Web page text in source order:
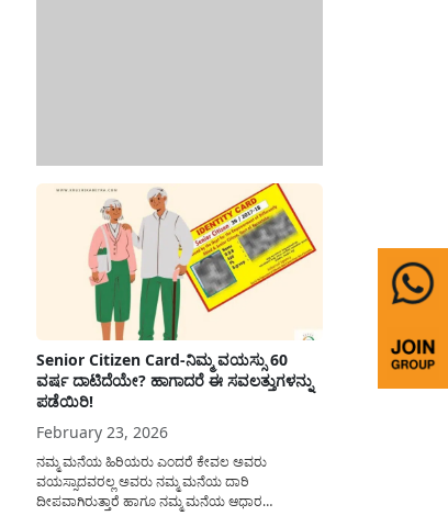
Senior Citizen Card-ನಿಮ್ಮ ವಯಸ್ಸು 60
ವರ್ಷ ದಾಟಿದೆಯೇ? ಹಾಗಾದರೆ ಈ ಸವಲತ್ತುಗಳನ್ನು
ಪಡೆಯಿರಿ!
February 23, 2026
ನಮ್ಮ ಮನೆಯ ಹಿರಿಯರು ಎಂದರೆ ಕೇವಲ ಅವರು
ವಯಸ್ಸಾದವರಲ್ಲ ಅವರು ನಮ್ಮ ಮನೆಯ ದಾರಿ
ದೀಪವಾಗಿರುತ್ತಾರೆ ಹಾಗೂ ನಮ್ಮ ಮನೆಯ ಆಧಾರ